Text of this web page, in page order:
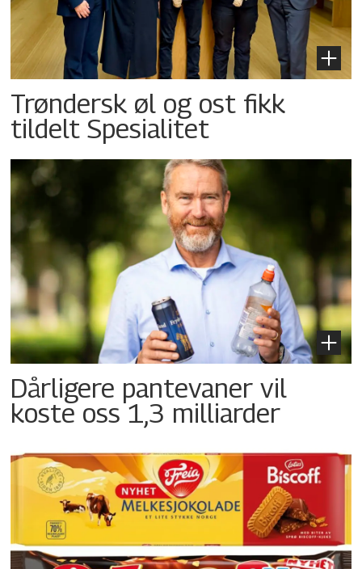
Trøndersk øl og ost fikk
tildelt Spesialitet
Dårligere pantevaner vil
koste oss 1,3 milliarder